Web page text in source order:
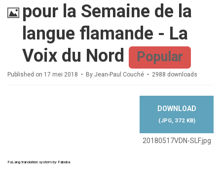
Image
pour la Semaine de la
langue flamande - La
Voix du Nord
Popular
Published on 17 mei 2018 By Jean-Paul Couché 2988 downloads
DOWNLOAD
(JPG, 372 KB)
20180517VDN-SLF.jpg
FaLang translation system by Faboba